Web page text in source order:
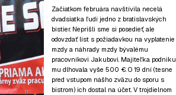
Začiatkom februára navštívila necelá
dvadsiatka ľudí jedno z bratislavských
bistier. Neprišli sme si posedieť, ale
odovzdať list s požiadavkou na vyplatenie
mzdy a náhrady mzdy bývalému
pracovníkovi Jakubovi. Majiteľka podniku
mu dlhovala vyše 500 €. O 19 dní (tesne
pred vstupom nášho zväzu do sporu s
bistrom) ich dostal na účet. V trojdielnom